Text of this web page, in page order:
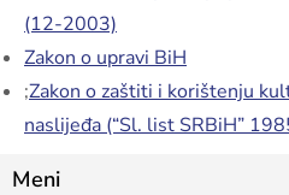
(12-2003)
Zakon o upravi BiH
;Zakon o zaštiti i korištenju
naslijeđa (“Sl. list SRBiH”
Meni